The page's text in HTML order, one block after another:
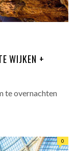
WIJKEN +
te overnachten
0